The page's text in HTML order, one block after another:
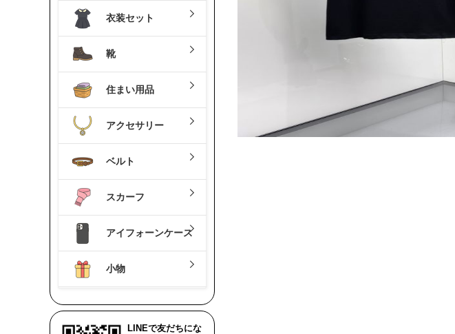
衣装セット
靴
住まい用品
アクセサリー
ベルト
スカーフ
アイフォーンケース
小物
LINEで友だちにな